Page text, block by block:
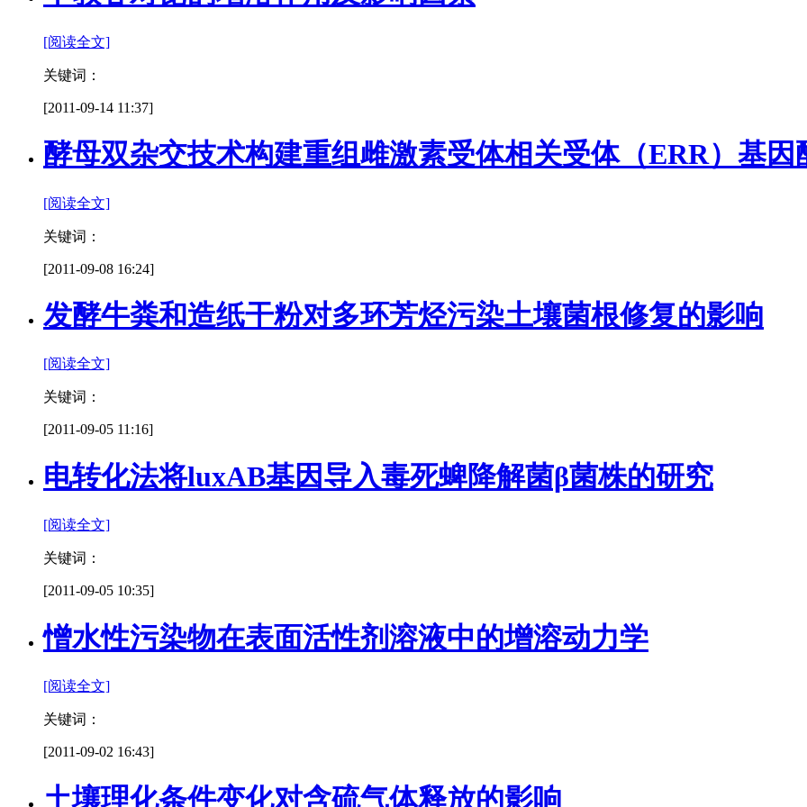
[阅读全文]
关键词：
[2011-09-14 11:37]
酵母双杂交技术构建重组雌激素受体相关受体（ERR）基因
[阅读全文]
关键词：
[2011-09-08 16:24]
发酵牛粪和造纸干粉对多环芳烃污染土壤菌根修复的影响
[阅读全文]
关键词：
[2011-09-05 11:16]
电转化法将luxAB基因导入毒死蜱降解菌β菌株的研究
[阅读全文]
关键词：
[2011-09-05 10:35]
憎水性污染物在表面活性剂溶液中的增溶动力学
[阅读全文]
关键词：
[2011-09-02 16:43]
土壤理化条件变化对含硫气体释放的影响